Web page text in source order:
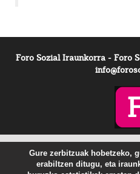
Foro Sozial Iraunkorra -
Gure zerbitzuak hobetzeko,
erabiltzen ditugu, eta